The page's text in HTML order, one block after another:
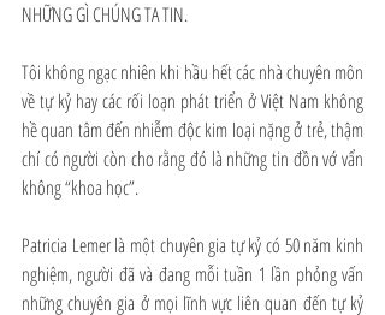
NHỮNG GÌ CHÚNG TA TIN.
Tôi không ngạc nhiên khi hầu hết các nhà chuyên môn
về tự kỷ hay các rối loạn phát triển ở Việt Nam không
hề quan tâm đến nhiễm độc kim loại nặng ở trẻ, thậm
chí có người còn cho rằng đó là những tin đồn vớ vẩn
không “khoa học”.
Patricia Lemer là một chuyên gia tự kỷ có 50 năm kinh
nghiệm, người đã và đang mỗi tuần 1 lần phỏng vấn
những chuyên gia ở mọi lĩnh vực liên quan đến tự kỷ